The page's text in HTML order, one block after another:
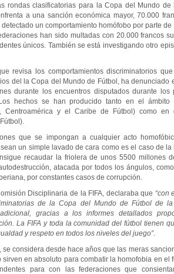
rondas clasificatorias para la Copa del Mundo
a una sanción económica mayor, 70.000
un comportamiento homófobo por parte
han sido multadas con 20.000 francos
únicos. También se está investigando otro
revisa los comportamientos discriminatorios
del la Copa del Mundo de Fútbol, ha denunciado
durante los encuentros disputados durante los
hechos se han producido tanto en el ámbito
Centroamérica y el Caribe de Fútbol) como en
que se impongan a cualquier acto
un simple lavado de cara como es el caso de la
recaudar la friolera de unos 5500 millones
atacada por todos los ángulos,
por constantes casos de corrupción.
Disciplinaria de la FIFA, declaraba que “con
de la Copa del Mundo de Fútbol de la
gracias a los informes detallados
La FIFA y toda la comunidad del fútbol tienen
y respeto en todos los niveles del juego”.
se considera desde hace años que las meras
en absoluto para combatir la homofobia en el
para con las federaciones que